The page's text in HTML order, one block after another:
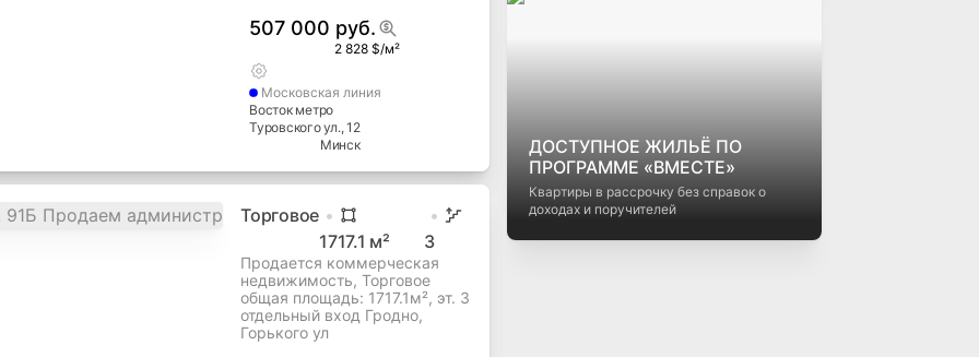
507 000 руб.
2 828 $/м²
Московская линия
Восток метро
Туровского ул., 12
Минск
Торговое
1717.1 м² 3
Продается коммерческая
недвижимость, Торговое
общая площадь: 1717.1м², эт. 3
отдельный вход Гродно,
Горького ул
ДОСТУПНОЕ ЖИЛЬЁ ПО
ПРОГРАММЕ «ВМЕСТЕ»
Квартиры в рассрочку без справок о
доходах и поручителей